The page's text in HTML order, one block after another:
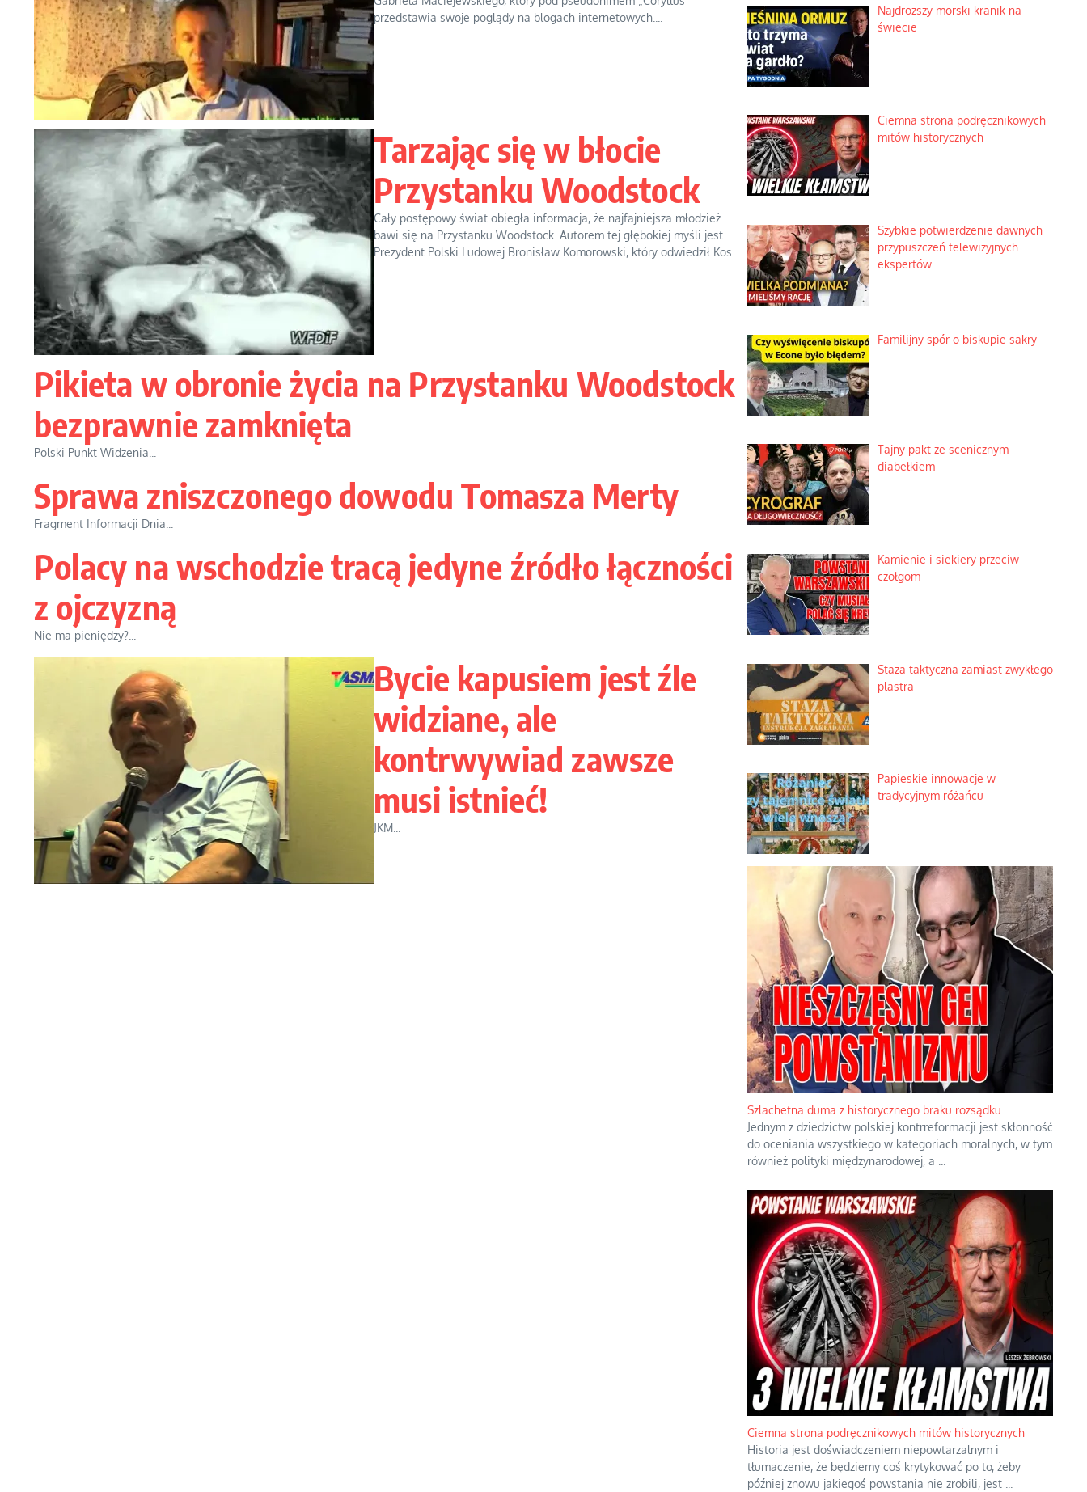
przedstawia swoje poglądy na blogach internetowych....
Tarzając się w błocie
Przystanku Woodstock
Cały postępowy świat obiegła informacja, że najfajniejsza młodzież
bawi się na Przystanku Woodstock. Autorem tej głębokiej myśli jest
Prezydent Polski Ludowej Bronisław Komorowski, który odwiedził Kos...
Pikieta w obronie życia na Przystanku Woodstock
bezprawnie zamknięta
Polski Punkt Widzenia...
Sprawa zniszczonego dowodu Tomasza Merty
Fragment Informacji Dnia...
Polacy na wschodzie tracą jedyne źródło łączności
z ojczyzną
Nie ma pieniędzy?...
Bycie kapusiem jest źle
widziane, ale
kontrwywiad zawsze
musi istnieć!
JKM...
Najdroższy morski kranik na
świecie
Ciemna strona podręcznikowych
mitów historycznych
Szybkie potwierdzenie dawnych
przypuszczeń telewizyjnych
ekspertów
Familijny spór o biskupie sakry
Tajny pakt ze scenicznym
diabełkiem
Kamienie i siekiery przeciw
czołgom
Staza taktyczna zamiast zwykłego
plastra
Papieskie innowacje w
tradycyjnym różańcu
Szlachetna duma z historycznego braku rozsądku
Jednym z dziedzictw polskiej kontrreformacji jest skłonność
do oceniania wszystkiego w kategoriach moralnych, w tym
również polityki międzynarodowej, a
Ciemna strona podręcznikowych mitów historycznych
Historia jest doświadczeniem niepowtarzalnym i
tłumaczenie, że będziemy coś krytykować po to, żeby
później znowu jakiegoś powstania nie zrobili, jest